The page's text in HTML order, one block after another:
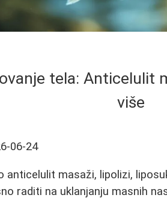
tela: Anticelulit
više
06-24
anticelulit masaži, lipolizi,
raditi na uklanjanju masnih